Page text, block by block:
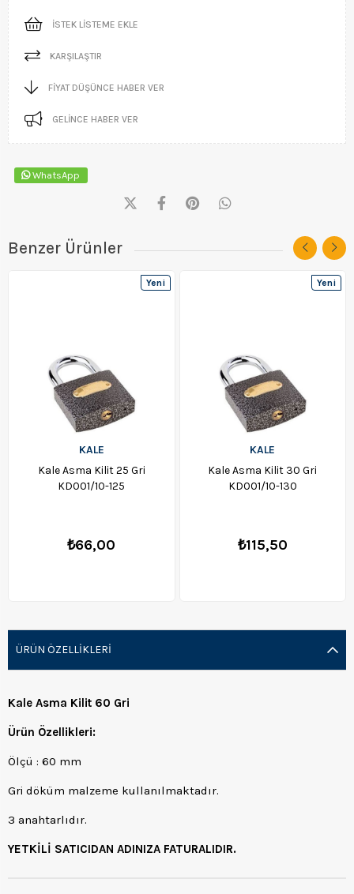
İSTEK LISTEME EKLE
KARŞILAŞTIR
FIYAT DÜŞÜNCE HABER VER
GELINCE HABER VER
WhatsApp
Benzer Ürünler
KALE
Kale Asma Kilit 25 Gri
KD001/10-125
₺66,00
Yeni
KALE
Kale Asma Kilit 30 Gri
KD001/10-130
₺115,50
Yeni
ÜRÜN ÖZELLIKLERI
Kale Asma Kilit 60 Gri
Ürün Özellikleri:
Ölçü : 60 mm
Gri döküm malzeme kullanılmaktadır.
3 anahtarlıdır.
YETKİLİ SATICIDAN ADINIZA FATURALIDIR.